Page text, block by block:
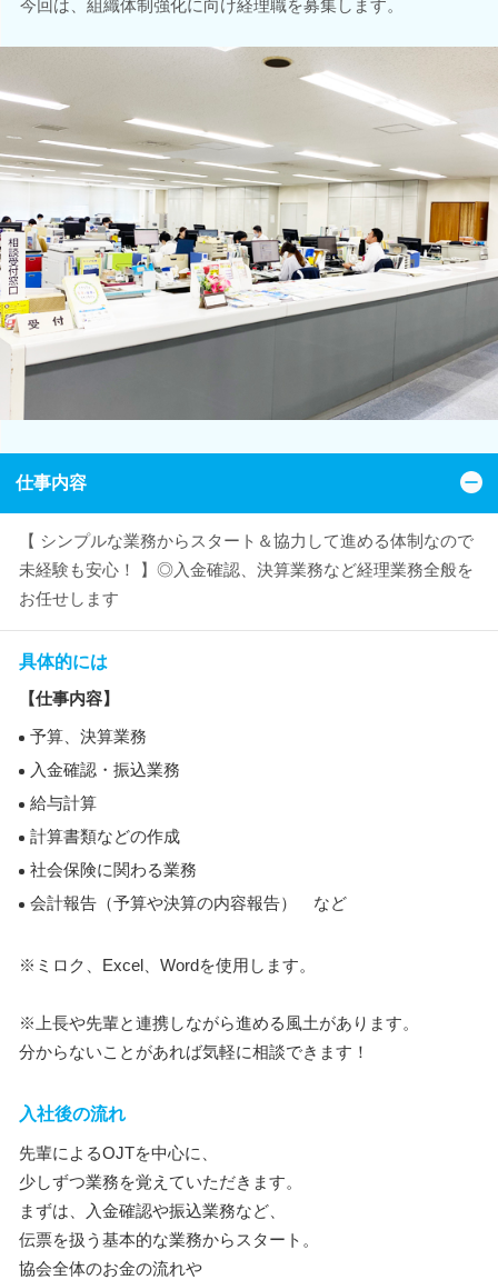
今回は、組織体制強化に向け経理職を募集します。
仕事内容
【 シンプルな業務からスタート＆協力して進める体制なので
未経験も安心！ 】◎入金確認、決算業務など経理業務全般を
お任せします
具体的には
【仕事内容】
予算、決算業務
入金確認・振込業務
給与計算
計算書類などの作成
社会保険に関わる業務
会計報告（予算や決算の内容報告） など
※ミロク、Excel、Wordを使用します。
※上長や先輩と連携しながら進める風土があります。
分からないことがあれば気軽に相談できます！
入社後の流れ
先輩によるOJTを中心に、
少しずつ業務を覚えていただきます。
まずは、入金確認や振込業務など、
伝票を扱う基本的な業務からスタート。
協会全体のお金の流れや